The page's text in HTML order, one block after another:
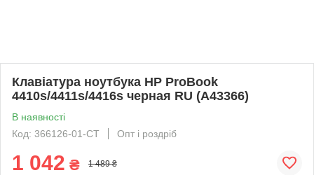
Клавіатура ноутбука HP ProBook
4410s/4411s/4416s черная RU (A43366)
В наявності
Код: 366126-01-СТ
Опт і роздріб
1 042 ₴ 1 489 ₴